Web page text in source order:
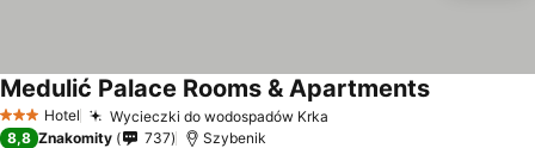
3 Kategoria
Hotel Wycieczki do wodospadów Krka
Medulić Palace Rooms & Apartments
8,8 Znakomity 737 Szybenik